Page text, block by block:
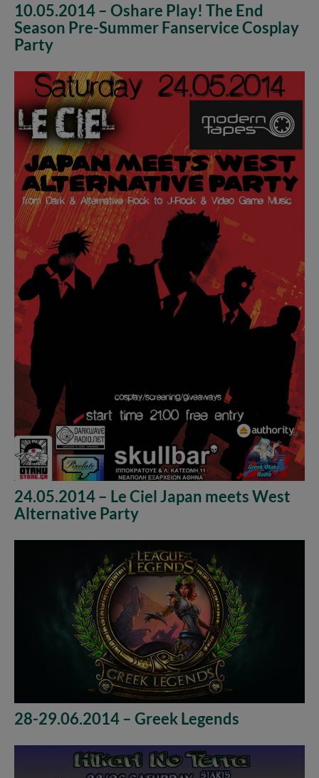
10.05.2014 – Oshare Play! The End
Season Pre-Summer Fanservice Cosplay
Party
24.05.2014 – Le Ciel Japan meets West
Alternative Party
28-29.06.2014 – Greek Legends